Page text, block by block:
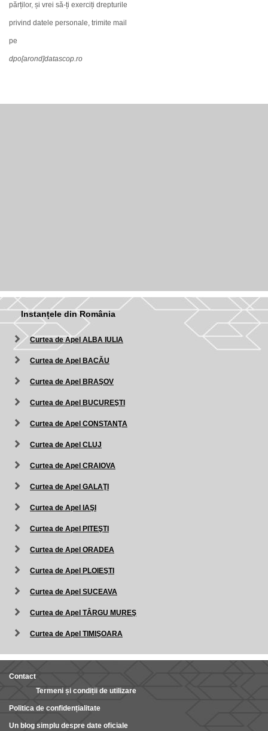
părților, și vrei să-ți exerciți drepturile
privind datele personale, trimite mail
pe
dpo[arond]datascop.ro
Instanțele din România
Curtea de Apel ALBA IULIA
Curtea de Apel BACĂU
Curtea de Apel BRAŞOV
Curtea de Apel BUCUREŞTI
Curtea de Apel CONSTANŢA
Curtea de Apel CLUJ
Curtea de Apel CRAIOVA
Curtea de Apel GALAŢI
Curtea de Apel IAŞI
Curtea de Apel PITEŞTI
Curtea de Apel ORADEA
Curtea de Apel PLOIEŞTI
Curtea de Apel SUCEAVA
Curtea de Apel TÂRGU MUREŞ
Curtea de Apel TIMIŞOARA
Contact
Termeni și condiții de utilizare
Politica de confidențialitate
Un blog simplu despre date oficiale